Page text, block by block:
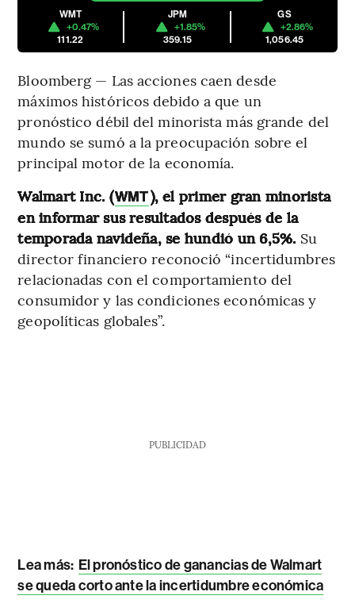
WMT
+0.47%
111.22
JPM
+1.85%
359.15
GS
+2.86%
1,056.45
Bloomberg — Las acciones caen desde
máximos históricos debido a que un
pronóstico débil del minorista más grande del
mundo se sumó a la preocupación sobre el
principal motor de la economía.
Walmart Inc. (WMT), el primer gran minorista
en informar sus resultados después de la
temporada navideña, se hundió un 6,5%. Su
director financiero reconoció “incertidumbres
relacionadas con el comportamiento del
consumidor y las condiciones económicas y
geopolíticas globales”.
PUBLICIDAD
Lea más: El pronóstico de ganancias de Walmart
se queda corto ante la incertidumbre económica